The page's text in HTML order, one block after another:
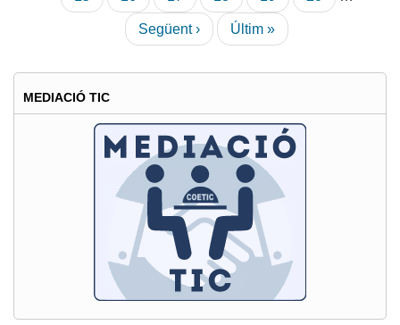
Barcelona
actual
Pàgina
Següent ›
Última
Últim »
MEDIACIÓ TIC